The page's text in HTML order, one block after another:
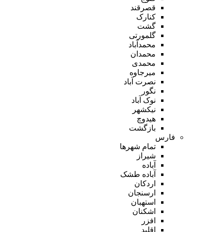
قصرقند
کنارک
گشت
گلمورتی
محمدآباد
محمدان
محمدی
میرجاوه
نصرت آباد
نگور
نوک آباد
نیکشهر
هیدوچ
بازگشت
فارس
تمام شهر‌ها
شیراز
آباده
آباده طشک
اردکان
ارسنجان
استهبان
اشکنان
افزر
اقلید